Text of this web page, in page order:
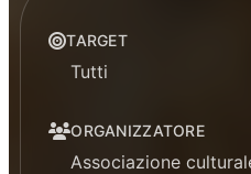
TARGET
Tutti
ORGANIZZATORE
Associazione